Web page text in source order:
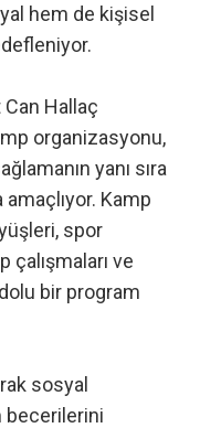
hem de kişisel
Hallaç
organizasyonu,
yanı sıra
Kamp
spor
ve
bir program
sosyal
becerilerini